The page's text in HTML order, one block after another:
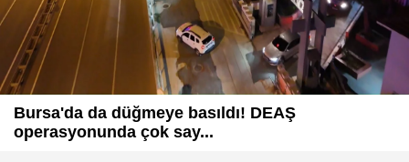
Bursa'da da düğmeye basıldı! DEAŞ
operasyonunda çok say...